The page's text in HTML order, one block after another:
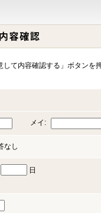
て内容確認する」ボタンを
メイ:
なし
日